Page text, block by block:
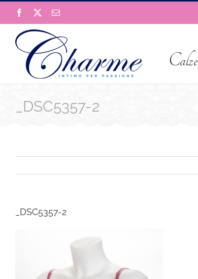
contenuto
Facebook Email
Calze
_DSC5357-2
_DSC5357-2